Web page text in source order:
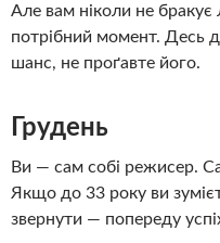
Але вам ніколи не бракує
потрібний момент. Десь
шанс, не проґавте його.
Грудень
Ви — сам собі режисер.
Якщо до 33 року ви
звернути — попереду